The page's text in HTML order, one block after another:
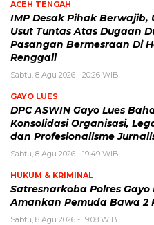
ACEH TENGAH
IMP Desak Pihak Berwajib,
Usut Tuntas Atas Dugaan
Pasangan Bermesraan Di
Renggali
Sabtu, 8 Agu 2026 - 20:26 WIB
GAYO LUES
DPC ASWIN Gayo Lues
Konsolidasi Organisasi,
dan Profesionalisme
Sabtu, 8 Agu 2026 - 19:49 WIB
HUKUM & KRIMINAL
Satresnarkoba Polres Gayo
Amankan Pemuda Bawa 2
Sabtu, 8 Agu 2026 - 19:08 WIB